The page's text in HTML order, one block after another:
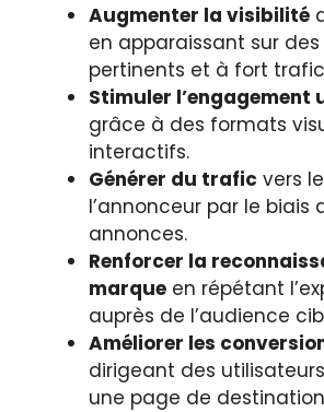
Augmenter la visibilité
en apparaissant sur des
pertinents et à fort
Stimuler l’engagement
grâce à des formats
interactifs.
Générer du trafic vers
l’annonceur par le biais
annonces.
Renforcer la
marque en répétant
auprès de l’audience
Améliorer les
dirigeant des
une page de